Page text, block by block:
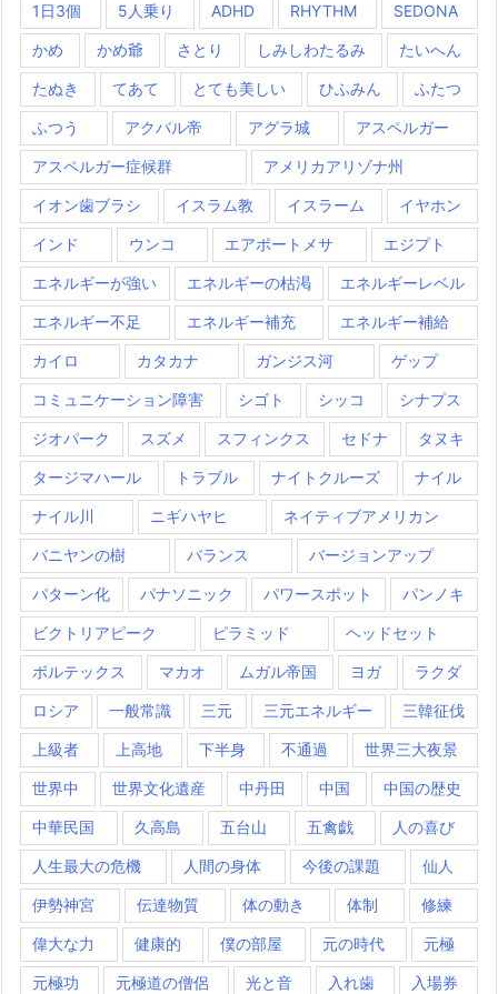
1日3個 5人乗り ADHD RHYTHM SEDONA
かめ かめ爺 さとり しみしわたるみ たいへん
たぬき てあて とても美しい ひふみん ふたつ
ふつう アクバル帝 アグラ城 アスペルガー
アスペルガー症候群 アメリカアリゾナ州
イオン歯ブラシ イスラム教 イスラーム イヤホン
インド ウンコ エアポートメサ エジプト
エネルギーが強い エネルギーの枯渇 エネルギーレベル
エネルギー不足 エネルギー補充 エネルギー補給
カイロ カタカナ ガンジス河 ゲップ
コミュニケーション障害 シゴト シッコ シナプス
ジオパーク スズメ スフィンクス セドナ タヌキ
タージマハール トラブル ナイトクルーズ ナイル
ナイル川 ニギハヤヒ ネイティブアメリカン
バニヤンの樹 バランス バージョンアップ
パターン化 パナソニック パワースポット パンノキ
ビクトリアピーク ピラミッド ヘッドセット
ボルテックス マカオ ムガル帝国 ヨガ ラクダ
ロシア 一般常識 三元 三元エネルギー 三韓征伐
上級者 上高地 下半身 不通過 世界三大夜景
世界中 世界文化遺産 中丹田 中国 中国の歴史
中華民国 久高島 五台山 五禽戯 人の喜び
人生最大の危機 人間の身体 今後の課題 仙人
伊勢神宮 伝達物質 体の動き 体制 修練
偉大な力 健康的 僕の部屋 元の時代 元極
元極功 元極道の僧侶 光と音 入れ歯 入場券